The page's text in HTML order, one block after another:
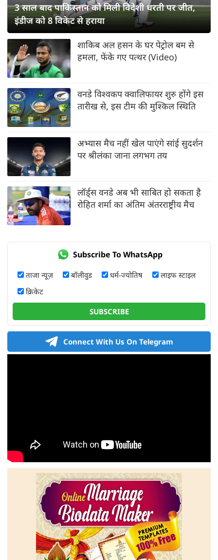
3 साल बाद पाकिस्तान को मिली विदेशी धरती पर जीत,
इंडीज को 8 विकेट से हराया
शाकिब अल हसन के घर पेट्रोल बम से
हमला, फेंके गए पत्थर (Video)
वनडे विश्वकप क्वालिफायर शुरु होंगे इस
तारीख से, इस टीम की मुश्किल स्थिति
अभ्यास मैच नहीं खेल पाएंगे सांई सुदर्शन
पर श्रीलंका जाना लगभग तय
लॉर्ड्स वनडे अब भी साबित हो सकता है
रोहित शर्मा का अंतिम अंतरराष्ट्रीय मैच
Subscribe To WhatsApp
ताजा न्यूज़ बॉलीवुड धर्म-ज्योतिष
लाइफ स्टाइल
क्रिकेट
SUBSCRIBE
Connect With Us On Telegram